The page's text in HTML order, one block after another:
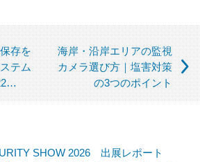
、適切な社内手続を経て行います）
委託する場合について】
成に必要な範囲内において個人情報の取
る場合があります。この場合、法令及び
人情報の適切な取扱いを監督指導しま
存を
テム
海岸・沿岸エリアの監視
カメラ選び方｜塩害対策
の3つのポイント
SHOW 2026 出展レポート